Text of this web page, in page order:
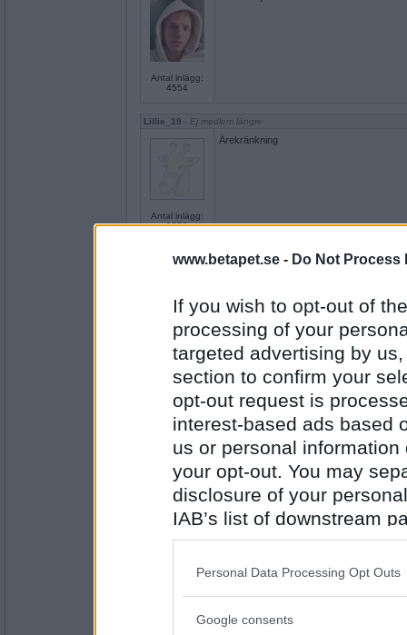
www.betapet.se - Do Not Process
If you wish to opt-out of
processing of your
targeted advertising by
section to confirm your
opt-out request is
interest-based ads based
us or personal
your opt-out. You may
disclosure of your
IAB’s list of downstream
also be disclosed by us
Downstream Participants
Please note that this
Personal Data Processing Opt Outs
Google consents
Antal inlägg:
4554
Lillie_19 - Ej medlem längre
Antal inlägg:
1999
Ärekränkning
SmålandsMira
Antal inlägg:
Lillie_19- Ej medlem längre
Antal inlägg:
Åderlåtning
SmålandsMira